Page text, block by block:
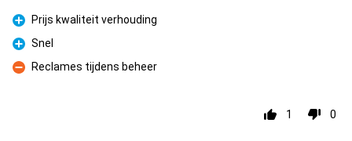
Pour
Prijs kwaliteit verhouding
Pour
Snel
Contre
Reclames tijdens beheer
1 0